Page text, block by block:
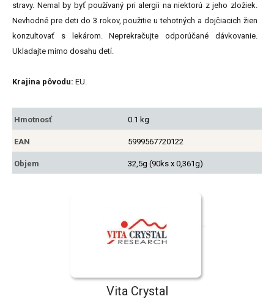
stravy. Nemal by byť používaný pri alergii na niektorú z jeho zložiek.
Nevhodné pre deti do 3 rokov, použitie u tehotných a dojčiacich žien
konzultovať s lekárom. Neprekračujte odporúčané dávkovanie.
Ukladajte mimo dosahu detí.
Krajina pôvodu: EU.
Hmotnosť 0.1 kg
EAN 5999567720122
Objem 32,5g (90ks x 0,361g)
Vita Crystal